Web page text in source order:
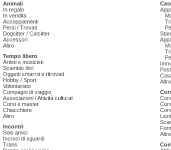
Animali
In regalo
In vendita
Accoppiamenti
Persi / Trovati
Dogsitter / Catsitter
Accessori
Altro
Tempo libero
Artisti e musicisti
Scambio libri
Oggetti smarriti e ritrovati
Hobby / Sport
Volontariato
Compagni di viaggio
Associazioni / Attività culturali
Corsi e master
Chiacchiere
Altro
Incontri
Solo amici
Incroci di sguardi
Trans
Altro
Altro